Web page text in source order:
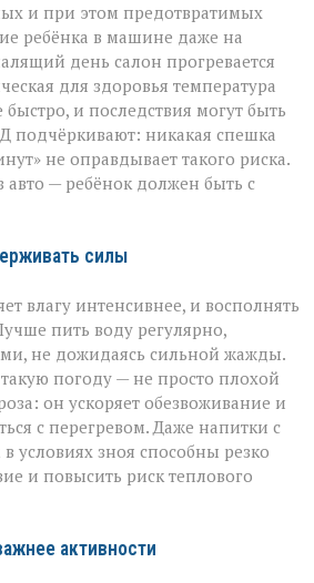
и при этом предотвратимых
ребёнка в машине даже на
день салон прогревается
для здоровья температура
и последствия могут быть
подчёркивают: никакая спешка
не оправдывает такого риска.
— ребёнок должен быть с
силы
влагу интенсивнее, и восполнять
пить воду регулярно,
не дожидаясь сильной жажды.
погоду — не просто плохой
он ускоряет обезвоживание и
с перегревом. Даже напитки с
условиях зноя способны резко
и повысить риск теплового
активности